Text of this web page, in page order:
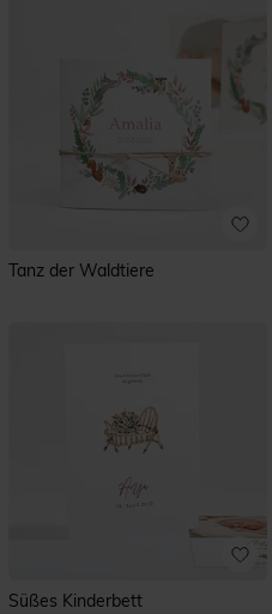
Tanz der Waldtiere
Süßes Kinderbett